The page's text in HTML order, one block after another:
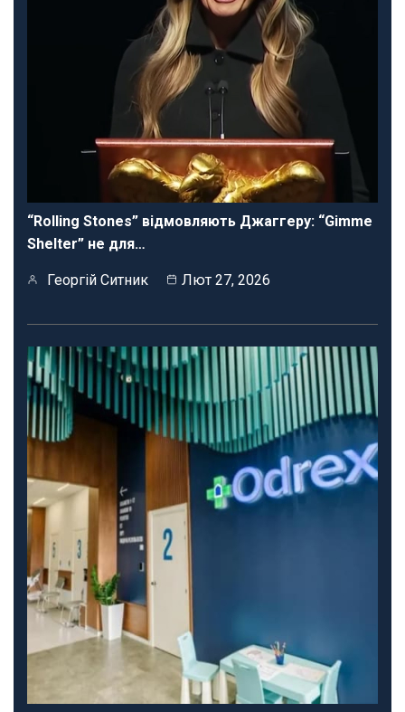
“Rolling Stones” відмовляють Джаггеру: “Gimme
Shelter” не для…
Георгій Ситник Лют 27, 2026